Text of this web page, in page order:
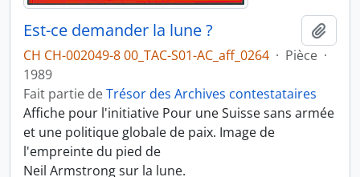
Est-ce demander la lune ?
CH CH-002049-8 00_TAC-S01-AC_aff_0264 · Pièce ·
1989
Fait partie deTrésor des Archives contestataires
Affiche pour l'initiative Pour une Suisse sans armée
et une politique globale de paix. Image de
l'empreinte du pied de
Neil Armstrong sur la lune.